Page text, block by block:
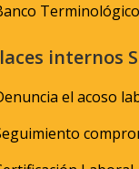
Terminológico
internos
el acoso